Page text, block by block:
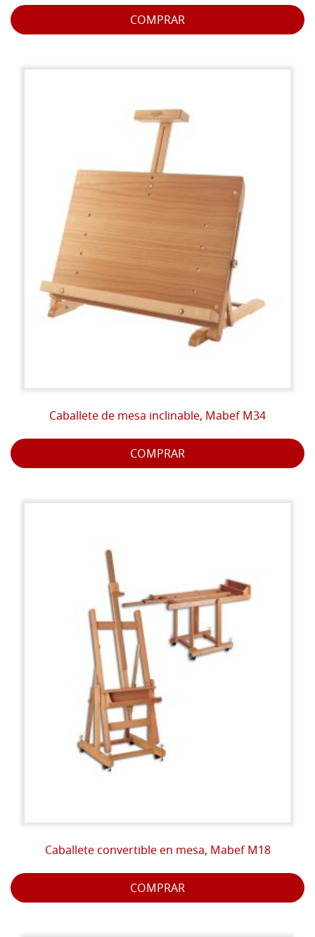
COMPRAR
Caballete de mesa inclinable, Mabef M34
COMPRAR
Caballete convertible en mesa, Mabef M18
COMPRAR